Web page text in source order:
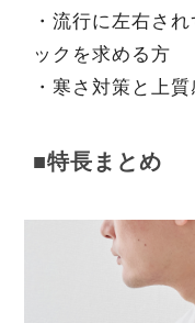
・流行に左右さ
ックを求める方
・寒さ対策と上
■特長まとめ